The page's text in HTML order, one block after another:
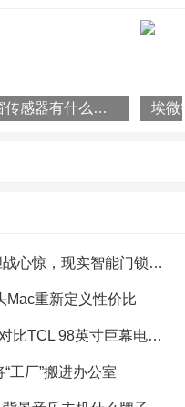
为旗舰一贯的水准，
属不易，华为P50Pro
观和拍照能力，定位
图能看出nova9 的外
圆环四摄的后摄设
列的机型上，事实上
门窗传感器有什么作用？门窗传感器使用原理是什么？
《碟中谍》汤姆克鲁斯开锁胆战心惊，现实智能门锁更令人惊奇
Mac重新定义性价比
小米发布100英寸大屏电视，对比TCL 98英寸巨幕电视谁更强？
工厂”搬进办公室